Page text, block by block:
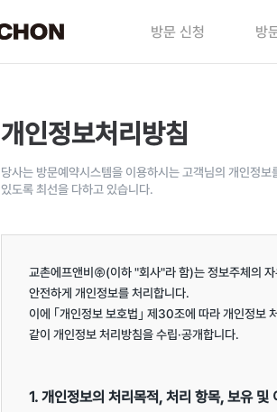
방문 신청 방
개인정보처리방침
당사는 방문예약시스템을 이용하시는 고객님의 개인정
있도록 최선을 다하고 있습니다.
교촌에프앤비㈜(이하 "회사"라 함)는 정보주체의
안전하게 개인정보를 처리합니다.
이에 ｢개인정보 보호법｣ 제30조에 따라 개인정보
같이 개인정보 처리방침을 수립·공개합니다.
1. 개인정보의 처리목적, 처리 항목, 보유 및